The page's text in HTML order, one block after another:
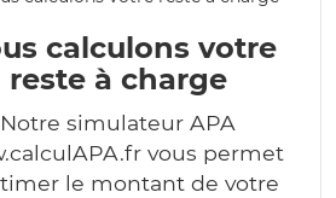
calculons votre
reste à charge
Notre simulateur APA
vous permet
le montant de votre